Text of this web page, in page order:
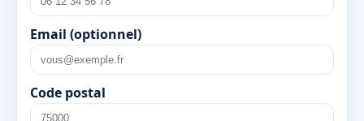
Email (optionnel)
Code postal